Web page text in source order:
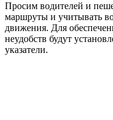
Просим водителей и
маршруты и учитывать
движения. Для
неудобств будут
указатели.